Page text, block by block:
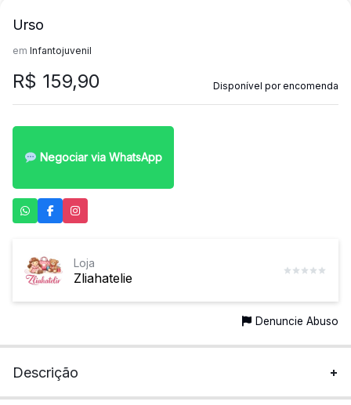
Urso
em Infantojuvenil
R$ 159,90 Disponível por encomenda
Negociar via WhatsApp
Zliahatelie
Loja
Denuncie Abuso
Descrição